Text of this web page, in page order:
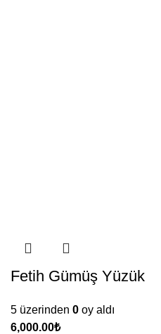
Fetih Gümüş Yüzük
5 üzerinden 0 oy aldı
₺